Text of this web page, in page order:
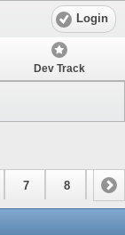
Login
Dev Track
7 8 9